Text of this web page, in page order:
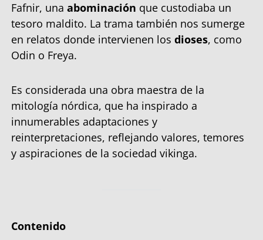
Fafnir, una abominación que custodiaba un
tesoro maldito. La trama también nos sumerge
en relatos donde intervienen los dioses, como
Odin o Freya.
Es considerada una obra maestra de la
mitología nórdica, que ha inspirado a
innumerables adaptaciones y
reinterpretaciones, reflejando valores, temores
y aspiraciones de la sociedad vikinga.
Contenido